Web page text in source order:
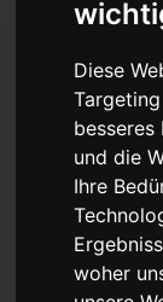
Diese
und die
Ihre
woher